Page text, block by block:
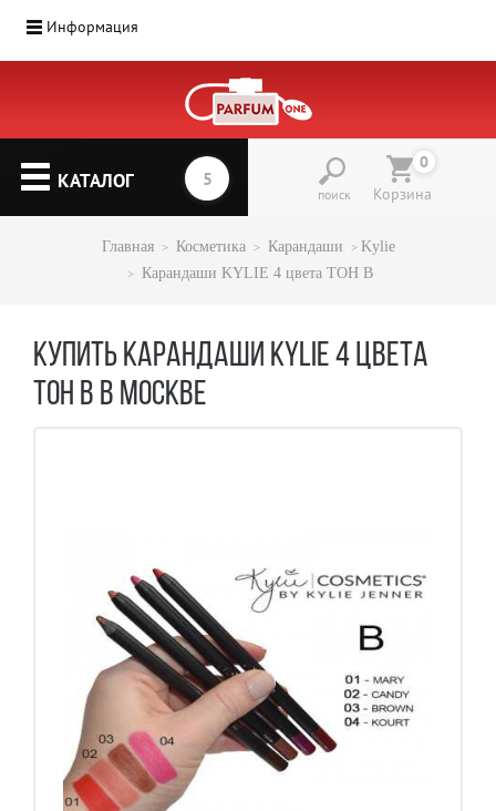
Информация
КАТАЛОГ
поиск
0
Корзина
Главная Косметика Карандаши
Kylie
Карандаши KYLIE 4 цвета ТОН В
КУПИТЬ КАРАНДАШИ KYLIE 4 ЦВЕТА
ТОН В В МОСКВЕ